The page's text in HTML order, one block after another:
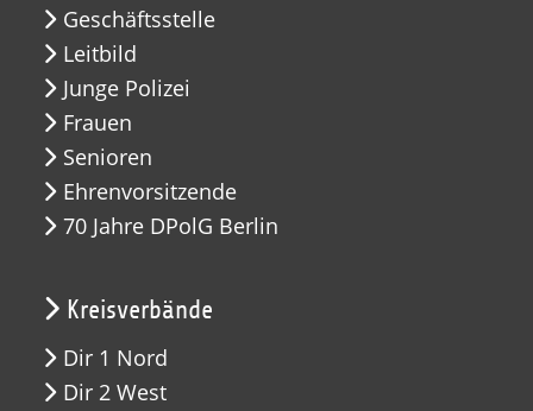
Geschäftsstelle
Leitbild
Junge Polizei
Frauen
Senioren
Ehrenvorsitzende
70 Jahre DPolG Berlin
Kreisverbände
Dir 1 Nord
Dir 2 West